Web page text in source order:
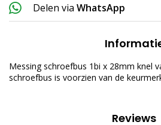
Delen via WhatsApp
Messing schroefbus 1bi x 28mm knel
schroefbus is voorzien van de
Reviews